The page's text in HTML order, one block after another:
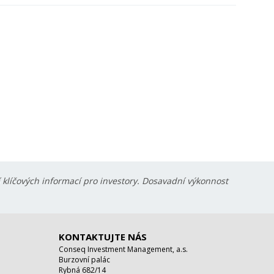
informací pro investory. Dosavadní výkonnost
KONTAKTUJTE NÁS
Conseq Investment Management, a.s.
Burzovní palác
Rybná 682/14